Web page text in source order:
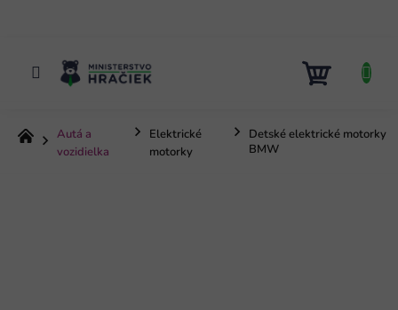
KOŠÍK
DomovAutá a
vozidielka
Elektrické
motorky
Detské elektrické motorky
BMW